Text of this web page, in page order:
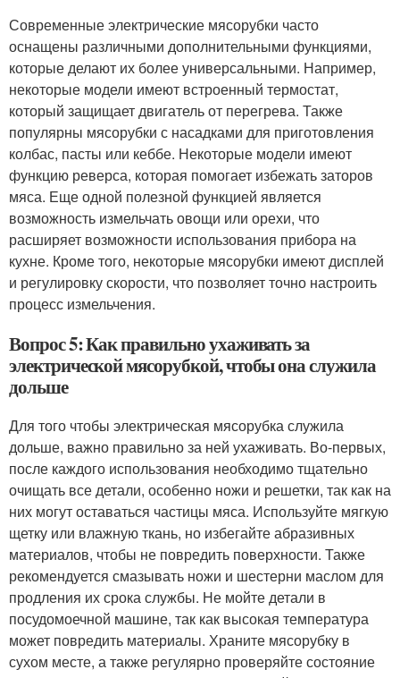
Современные электрические мясорубки часто
оснащены различными дополнительными функциями,
которые делают их более универсальными. Например,
некоторые модели имеют встроенный термостат,
который защищает двигатель от перегрева. Также
популярны мясорубки с насадками для приготовления
колбас, пасты или кеббе. Некоторые модели имеют
функцию реверса, которая помогает избежать заторов
мяса. Еще одной полезной функцией является
возможность измельчать овощи или орехи, что
расширяет возможности использования прибора на
кухне. Кроме того, некоторые мясорубки имеют дисплей
и регулировку скорости, что позволяет точно настроить
процесс измельчения.
Вопрос 5: Как правильно ухаживать за
электрической мясорубкой, чтобы она служила
дольше
Для того чтобы электрическая мясорубка служила
дольше, важно правильно за ней ухаживать. Во-первых,
после каждого использования необходимо тщательно
очищать все детали, особенно ножи и решетки, так как на
них могут оставаться частицы мяса. Используйте мягкую
щетку или влажную ткань, но избегайте абразивных
материалов, чтобы не повредить поверхности. Также
рекомендуется смазывать ножи и шестерни маслом для
продления их срока службы. Не мойте детали в
посудомоечной машине, так как высокая температура
может повредить материалы. Храните мясорубку в
сухом месте, а также регулярно проверяйте состояние